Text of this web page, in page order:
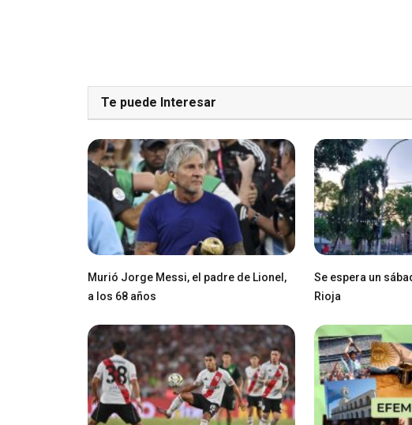
Te puede Interesar
Murió Jorge Messi, el padre de Lionel,
a los 68 años
Se espera un
Rioja